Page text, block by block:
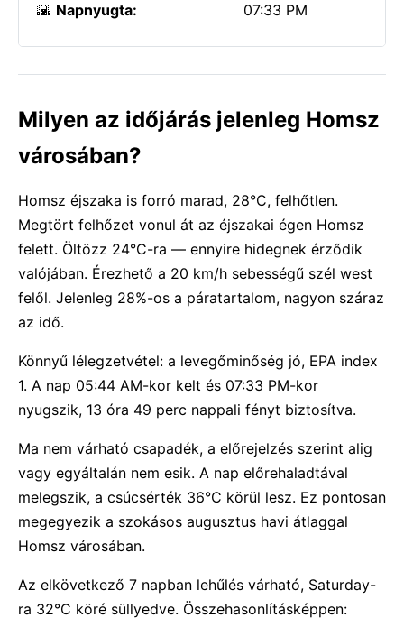
🌇 Napnyugta: 07:33 PM
Milyen az időjárás jelenleg Homsz
városában?
Homsz éjszaka is forró marad, 28°C, felhőtlen.
Megtört felhőzet vonul át az éjszakai égen Homsz
felett. Öltözz 24°C-ra — ennyire hidegnek érződik
valójában. Érezhető a 20 km/h sebességű szél west
felől. Jelenleg 28%-os a páratartalom, nagyon száraz
az idő.
Könnyű lélegzetvétel: a levegőminőség jó, EPA index
1. A nap 05:44 AM-kor kelt és 07:33 PM-kor
nyugszik, 13 óra 49 perc nappali fényt biztosítva.
Ma nem várható csapadék, a előrejelzés szerint alig
vagy egyáltalán nem esik. A nap előrehaladtával
melegszik, a csúcsérték 36°C körül lesz. Ez pontosan
megegyezik a szokásos augusztus havi átlaggal
Homsz városában.
Az elkövetkező 7 napban lehűlés várható, Saturday-
ra 32°C köré süllyedve. Összehasonlításképpen: